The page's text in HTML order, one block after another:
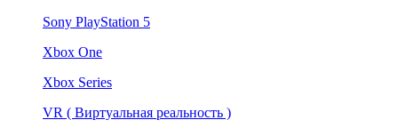
Sony PlayStation 5
Xbox One
Xbox Series
VR ( Виртуальная реальность )